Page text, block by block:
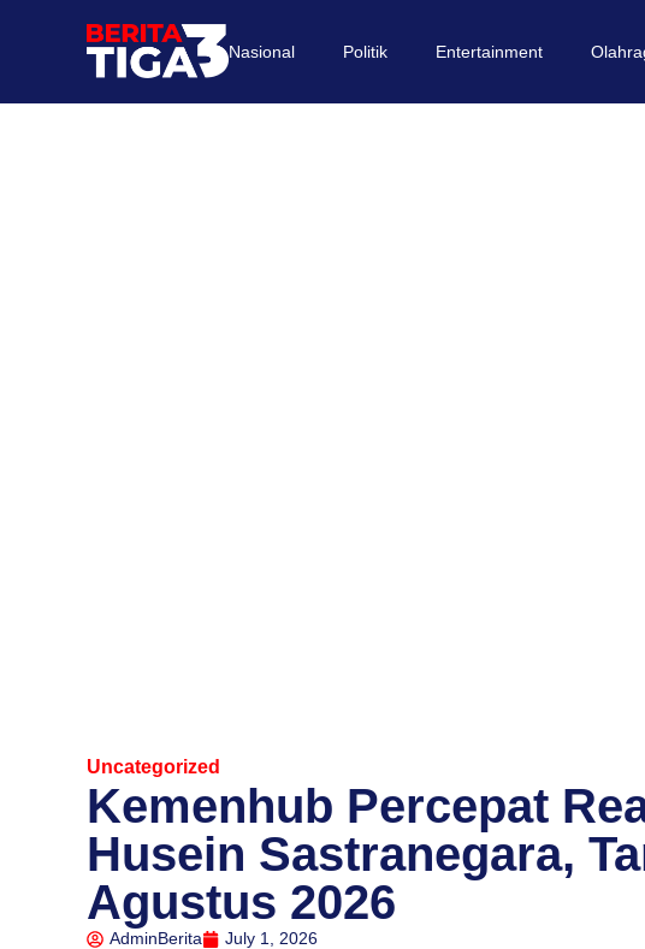
Nasional Politik Entertainment
Uncategorized
Kemenhub Percepat
Husein Sastranegara,
Agustus 2026
AdminBerita July 1, 2026